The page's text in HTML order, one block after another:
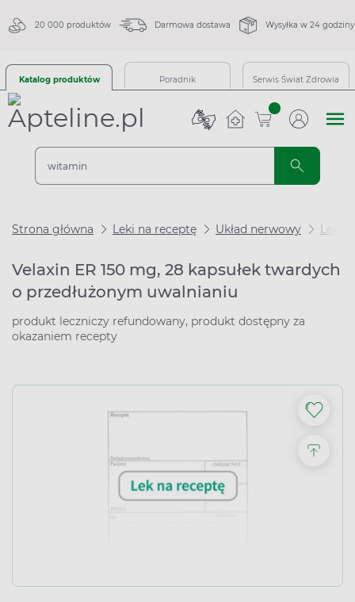
20 000 produktów Darmowa dostawa Wysyłka w 24 godziny
Katalog produktów Poradnik Serwis Świat Zdrowia
sztuk
Strona główna Leki na receptę Układ nerwowy Leki
Velaxin ER 150 mg, 28 kapsułek twardych
o przedłużonym uwalnianiu
produkt leczniczy refundowany, produkt dostępny za
okazaniem recepty